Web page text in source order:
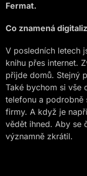
Fermat.
Co znamená
V posledních letech
knihu přes internet.
přijde domů. Stejný
Také bychom si vše
telefonu a
firmy. A když je
vědět ihned. Aby se
významně zkrátil.